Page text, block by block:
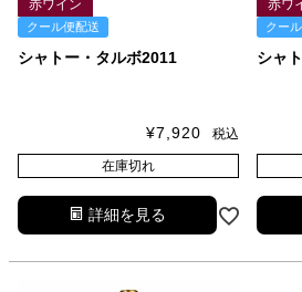
シャトー・タルボ2011
赤ワイン
クール便配送
¥7,920 税込
在庫切れ
詳細を見る
シャ
赤ワ
クー